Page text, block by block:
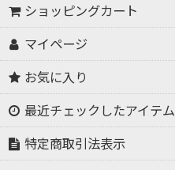
ショッピングカート
マイページ
お気に入り
最近チェックしたアイテム
特定商取引法表示